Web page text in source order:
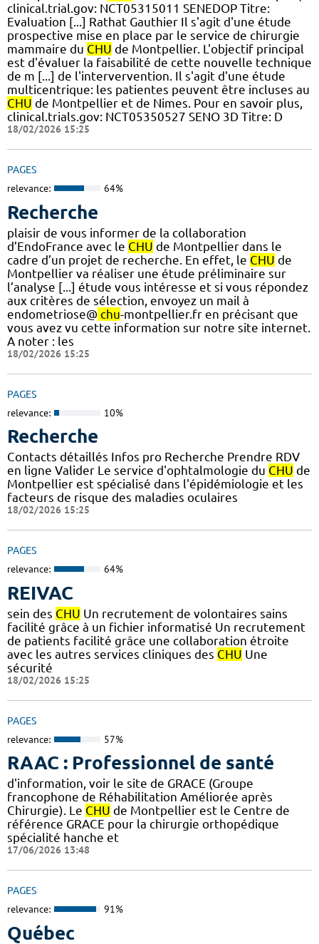
clinical.trial.gov: NCT05315011 SENEDOP Titre:
Evaluation [...] Rathat Gauthier Il s'agit d'une étude
prospective mise en place par le service de chirurgie
mammaire du CHU de Montpellier. L'objectif principal
est d'évaluer la faisabilité de cette nouvelle technique
de m [...] de l'intervervention. Il s'agit d'une étude
multicentrique: les patientes peuvent être incluses au
CHU de Montpellier et de Nimes. Pour en savoir plus,
clinical.trials.gov: NCT05350527 SENO 3D Titre: D
18/02/2026 15:25
PAGES
relevance: 64%
Recherche
plaisir de vous informer de la collaboration
d’EndoFrance avec le CHU de Montpellier dans le
cadre d’un projet de recherche. En effet, le CHU de
Montpellier va réaliser une étude préliminaire sur
l’analyse [...] étude vous intéresse et si vous répondez
aux critères de sélection, envoyez un mail à
endometriose@ chu-montpellier.fr en précisant que
vous avez vu cette information sur notre site internet.
A noter : les
18/02/2026 15:25
PAGES
relevance: 10%
Recherche
Contacts détaillés Infos pro Recherche Prendre RDV
en ligne Valider Le service d'ophtalmologie du CHU de
Montpellier est spécialisé dans l'épidémiologie et les
facteurs de risque des maladies oculaires
18/02/2026 15:25
PAGES
relevance: 64%
REIVAC
sein des CHU Un recrutement de volontaires sains
facilité grâce à un fichier informatisé Un recrutement
de patients facilité grâce une collaboration étroite
avec les autres services cliniques des CHU Une
sécurité
18/02/2026 15:25
PAGES
relevance: 57%
RAAC : Professionnel de santé
d'information, voir le site de GRACE (Groupe
francophone de Réhabilitation Améliorée après
Chirurgie). Le CHU de Montpellier est le Centre de
référence GRACE pour la chirurgie orthopédique
spécialité hanche et
17/06/2026 13:48
PAGES
relevance: 91%
Québec